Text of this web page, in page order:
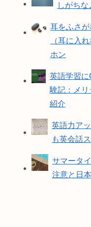
しがちな
耳をふさ
（耳に入
ホン
英語学習
験記：メリ
紹介
英語力ア
も英会話
サマータ
注意と日